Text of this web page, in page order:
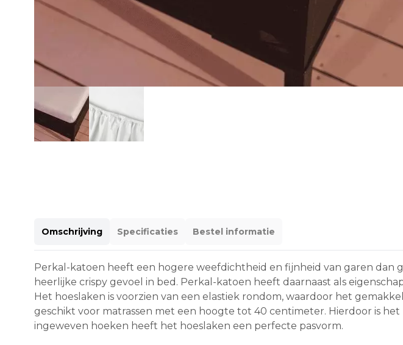
Omschrijving Specificaties Bestel informatie
Perkal-katoen heeft een hogere weefdichtheid en fijnheid van garen
heerlijke crispy gevoel in bed. Perkal-katoen heeft daarnaast als
Het hoeslaken is voorzien van een elastiek rondom, waardoor het
geschikt voor matrassen met een hoogte tot 40 centimeter. Hierdoor is
ingeweven hoeken heeft het hoeslaken een perfecte pasvorm.